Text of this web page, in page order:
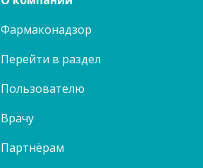
Фармаконадзор
Перейти в раздел
Пользователю
Врачу
Партнёрам